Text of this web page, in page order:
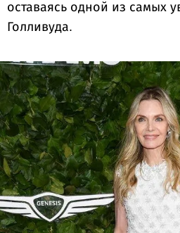
оставаясь одной из самых
Голливуда.